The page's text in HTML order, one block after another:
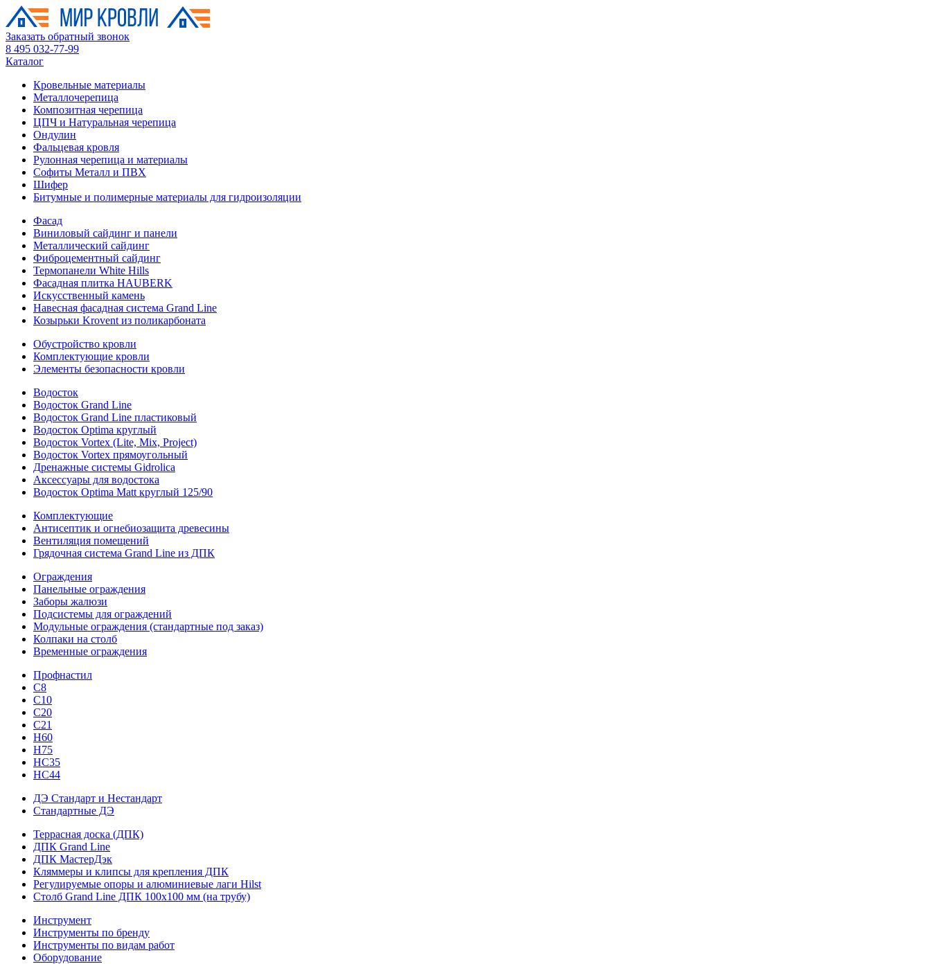
Заказать обратный звонок
8 495 032-77-99
Каталог
Кровельные материалы
Металлочерепица
Композитная черепица
ЦПЧ и Натуральная черепица
Ондулин
Фальцевая кровля
Рулонная черепица и материалы
Софиты Металл и ПВХ
Шифер
Битумные и полимерные материалы для гидроизоляции
Фасад
Виниловый сайдинг и панели
Металлический сайдинг
Фиброцементный сайдинг
Термопанели White Hills
Фасадная плитка HAUBERK
Искусственный камень
Навесная фасадная система Grand Line
Козырьки Krovent из поликарбоната
Обустройство кровли
Комплектующие кровли
Элементы безопасности кровли
Водосток
Водосток Grand Line
Водосток Grand Line пластиковый
Водосток Optima круглый
Водосток Vortex (Lite, Mix, Project)
Водосток Vortex прямоугольный
Дренажные системы Gidrolica
Аксессуары для водостока
Водосток Optima Matt круглый 125/90
Комплектующие
Антисептик и огнебиозащита древесины
Вентиляция помещений
Грядочная система Grand Line из ДПК
Ограждения
Панельные ограждения
Заборы жалюзи
Подсистемы для ограждений
Модульные ограждения (стандартные под заказ)
Колпаки на столб
Временные ограждения
Профнастил
С8
С10
С20
С21
H60
H75
HС35
НС44
ДЭ Стандарт и Нестандарт
Стандартные ДЭ
Террасная доска (ДПК)
ДПК Grand Line
ДПК МастерДэк
Кляммеры и клипсы для крепления ДПК
Регулируемые опоры и алюминиевые лаги Hilst
Столб Grand Line ДПК 100х100 мм (на трубу)
Инструмент
Инструменты по бренду
Инструменты по видам работ
Оборудование